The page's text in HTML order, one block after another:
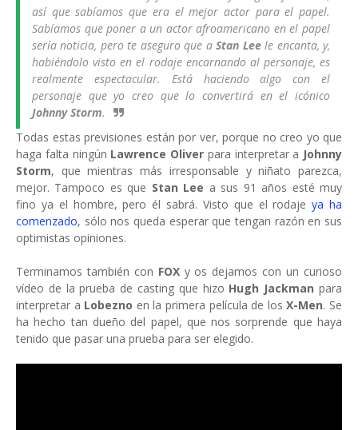
así que sabíamos que era el mejor actor para el papel.
Sabíamos que poner a un actor afroamericano en el papel
sería noticia, pero te aseguro que aStan Leele encanta, y,
habiéndolo visto en el rodaje encarnando al personaje, es
realmente espectacular. Está haciendo algo con el
personaje que yo creo que lo convertirá en el icónico
Johnny Storm.
Todas estas previsiones están por ver, porque no creo yo que
haga falta ningún Lawrence Oliver para interpretar a Johnny
Storm, que mientras más irresponsable y niñato parezca,
mejor. Tampoco es que Stan Lee a sus 91 años esté muy
fino ya el hombre, pero él sabrá. Visto que el rodaje ya ha
comenzado, sólo nos queda esperar que tengan razón en sus
optimistas opiniones.
Terminamos también con FOX y os dejamos con un curioso
vídeo de la prueba de casting que hizo Hugh Jackman para
interpretar a Lobezno en la primera película de losX-Men. Se
ha hecho tan dueño del papel, que nos sorprende que haya
tenido que pasar una prueba para ser elegido.